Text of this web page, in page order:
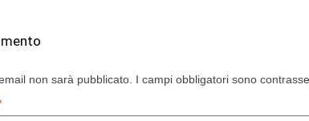
non sarà pubblicato. I campi obbligatori sono